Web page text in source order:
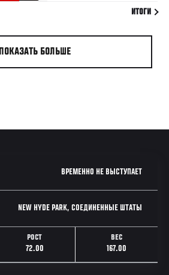
ИТОГИ
ПОКАЗАТЬ БОЛЬШЕ
ВРЕМЕННО НЕ ВЫСТУПАЕТ
NEW HYDE PARK, СОЕДИНЕННЫЕ ШТАТЫ
РОСТ
72.00
ВЕС
167.00